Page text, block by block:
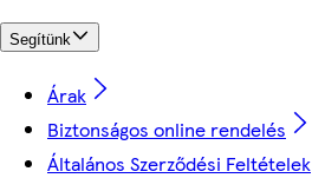
Segítünk
Árak
Biztonságos online rendelés
Általános Szerződési Feltételek